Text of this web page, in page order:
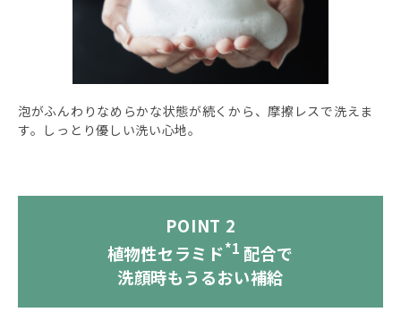
泡がふんわりなめらかな状態が続くから、摩擦レスで洗えま
す。しっとり優しい洗い心地。
POINT 2
植物性セラミド*1 配合で
洗顔時もうるおい補給